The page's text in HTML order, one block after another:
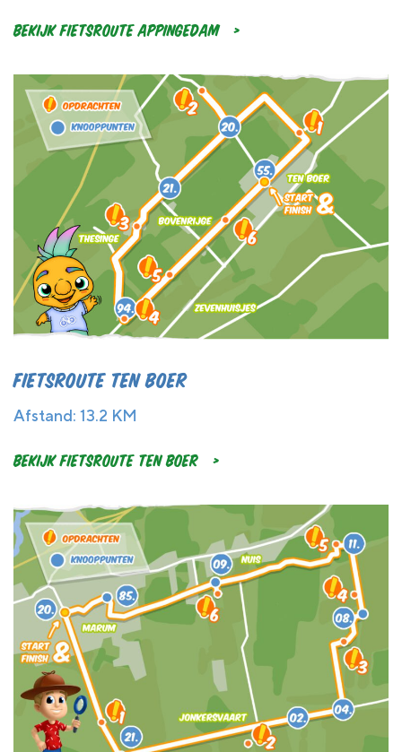
Bekijk Fietsroute Appingedam
Fietsroute Ten Boer
Afstand: 13.2 KM
Bekijk Fietsroute Ten Boer